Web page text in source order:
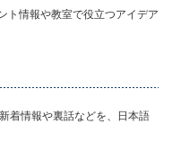
ト情報や教室で役立つアイデア
着情報や裏話などを、日本語